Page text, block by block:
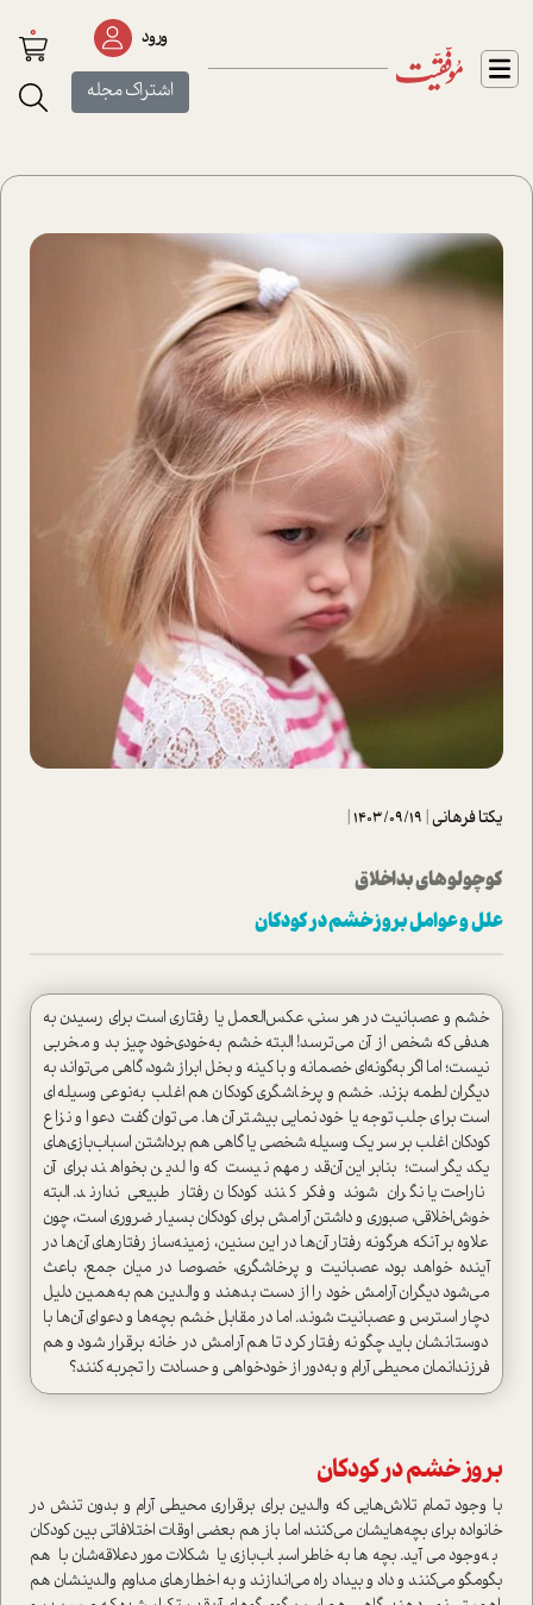
ورود
اشتراک مجله
0
یکتا فرهانی|
1403/09/19
|
كوچولوهاي بد‌اخلاق
علل و عوامل بروز خشم در كودكان
خشم و عصبانيت در هر سني، عكس‌العمل يا رفتاري ا‌ست براي رسيدن به
هدفي كه شخص از آن مي‌ترسد! البته خشم به‌خودي‌خود چيز بد و مخربي
نيست؛ اما اگر به‌گونه‌اي خصمانه و با كينه و بخل ابراز شود، گاهي مي‌تواند به
ديگران لطمه بزند. خشم و پرخاشگري كودكان هم اغلب به‌نوعي وسيله‌اي
ا‌ست براي جلب‌توجه يا خودنمايي بيشتر آن‌ها. مي‌توان گفت دعوا و نزاع
كودكان اغلب بر سر يك وسيله شخصي يا گاهي هم برداشتن اسبا‌ب‌بازي‌هاي
يكديگر ا‌ست؛ بنابراين آن‌قدر مهم نيست كه والدين بخواهند براي آن
ناراحت يا نگران شوند و فكر كنند كودكان رفتار طبيعي ندارند. البته
خوش‌اخلاقي، صبوري و داشتن آرامش براي كودكان بسيار ضروري ا‌ست، چون
علاوه بر آنكه هر‌گونه رفتار آن‌ها‌ در اين سنين، زمينه‌ساز رفتار‌هاي آن‌ها در
آينده خواهد بود، عصبانيت و پرخاشگري، خصوصا در ميان جمع، باعث
مي‌شود ديگران آرامش خود را از دست بدهند و والدين هم به‌همين دليل
دچار ا‌سترس و عصبانيت شوند. اما در مقابل خشم بچه‌ها و دعواي آن‌ها با
دوستانشان بايد چگونه رفتار كرد تا هم آرامش در خانه برقرار شود و هم
فرزندانمان محيطي آرام و به‌دور از خودخواهي و حسادت را تجربه کنند؟
بروز خشم در كودكان
با وجود تمام تلاش‌هايي كه والدين براي برقراري محيطي آرام و بدون تنش در
خانواده براي بچه‌هايشان مي‌كنند، اما باز هم بعضي اوقات اختلافاتي بين كودكان
به‌وجود مي‌آيد. بچه‌ها به‌خاطر اسباب‌بازي يا شكلات مورد‌علاقه‌شان با هم
بگو‌مگو مي‌كنند و داد و بيداد راه مي‌اندازند و به اخطار‌هاي مداوم والدينشان هم